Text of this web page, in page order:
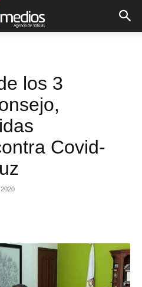
los 3
Covid-